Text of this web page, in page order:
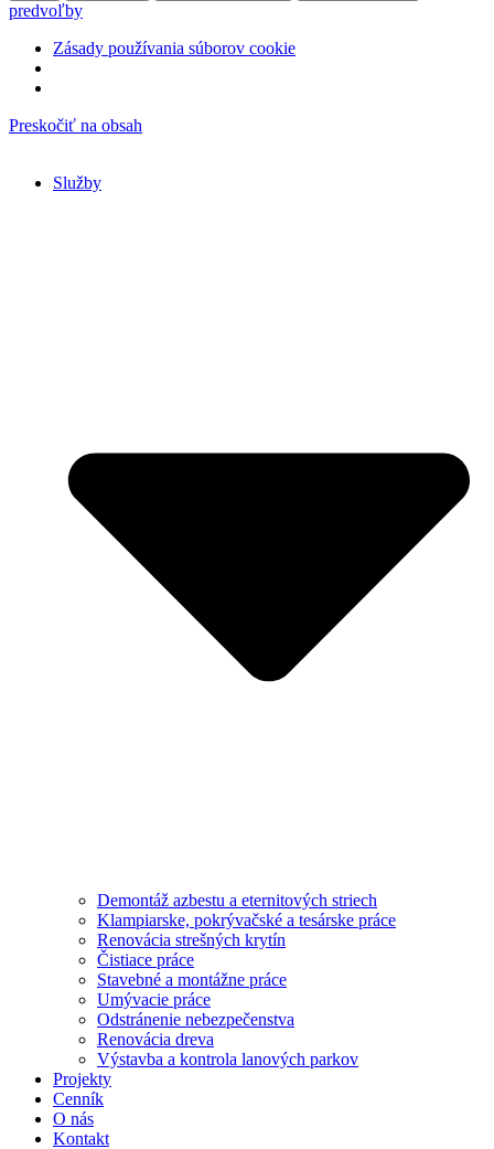
predvoľby
Zásady používania súborov cookie
Preskočiť na obsah
Služby
Demontáž azbestu a eternitových striech
Klampiarske, pokrývačské a tesárske práce
Renovácia strešných krytín
Čistiace práce
Stavebné a montážne práce
Umývacie práce
Odstránenie nebezpečenstva
Renovácia dreva
Výstavba a kontrola lanových parkov
Projekty
Cenník
O nás
Kontakt